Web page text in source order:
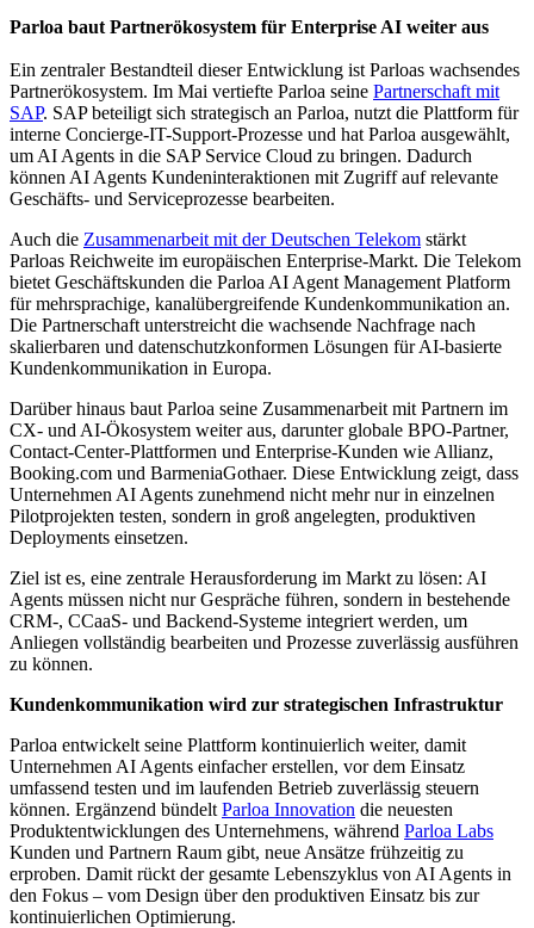
Parloa baut Partnerökosystem für Enterprise AI weiter aus
Ein zentraler Bestandteil dieser Entwicklung ist Parloas wachsendes
Partnerökosystem. Im Mai vertiefte Parloa seine Partnerschaft mit
SAP. SAP beteiligt sich strategisch an Parloa, nutzt die Plattform für
interne Concierge-IT-Support-Prozesse und hat Parloa ausgewählt,
um AI Agents in die SAP Service Cloud zu bringen. Dadurch
können AI Agents Kundeninteraktionen mit Zugriff auf relevante
Geschäfts- und Serviceprozesse bearbeiten.
Auch die Zusammenarbeit mit der Deutschen Telekom stärkt
Parloas Reichweite im europäischen Enterprise-Markt. Die Telekom
bietet Geschäftskunden die Parloa AI Agent Management Platform
für mehrsprachige, kanalübergreifende Kundenkommunikation an.
Die Partnerschaft unterstreicht die wachsende Nachfrage nach
skalierbaren und datenschutzkonformen Lösungen für AI-basierte
Kundenkommunikation in Europa.
Darüber hinaus baut Parloa seine Zusammenarbeit mit Partnern im
CX- und AI-Ökosystem weiter aus, darunter globale BPO-Partner,
Contact-Center-Plattformen und Enterprise-Kunden wie Allianz,
Booking.com und BarmeniaGothaer. Diese Entwicklung zeigt, dass
Unternehmen AI Agents zunehmend nicht mehr nur in einzelnen
Pilotprojekten testen, sondern in groß angelegten, produktiven
Deployments einsetzen.
Ziel ist es, eine zentrale Herausforderung im Markt zu lösen: AI
Agents müssen nicht nur Gespräche führen, sondern in bestehende
CRM-, CCaaS- und Backend-Systeme integriert werden, um
Anliegen vollständig bearbeiten und Prozesse zuverlässig ausführen
zu können.
Kundenkommunikation wird zur strategischen Infrastruktur
Parloa entwickelt seine Plattform kontinuierlich weiter, damit
Unternehmen AI Agents einfacher erstellen, vor dem Einsatz
umfassend testen und im laufenden Betrieb zuverlässig steuern
können. Ergänzend bündelt Parloa Innovation die neuesten
Produktentwicklungen des Unternehmens, während Parloa Labs
Kunden und Partnern Raum gibt, neue Ansätze frühzeitig zu
erproben. Damit rückt der gesamte Lebenszyklus von AI Agents in
den Fokus – vom Design über den produktiven Einsatz bis zur
kontinuierlichen Optimierung.